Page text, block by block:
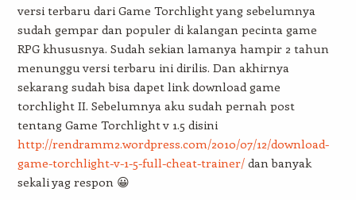
versi terbaru dari Game Torchlight yang sebelumnya
sudah gempar dan populer di kalangan pecinta game
RPG khususnya. Sudah sekian lamanya hampir 2 tahun
menunggu versi terbaru ini dirilis. Dan akhirnya
sekarang sudah bisa dapet link download game
torchlight II. Sebelumnya aku sudah pernah post
tentang Game Torchlight v 1.5 disini
http://rendramm2.wordpress.com/2010/07/12/download-
game-torchlight-v-1-5-full-cheat-trainer/dan banyak
sekali yag respon 😀